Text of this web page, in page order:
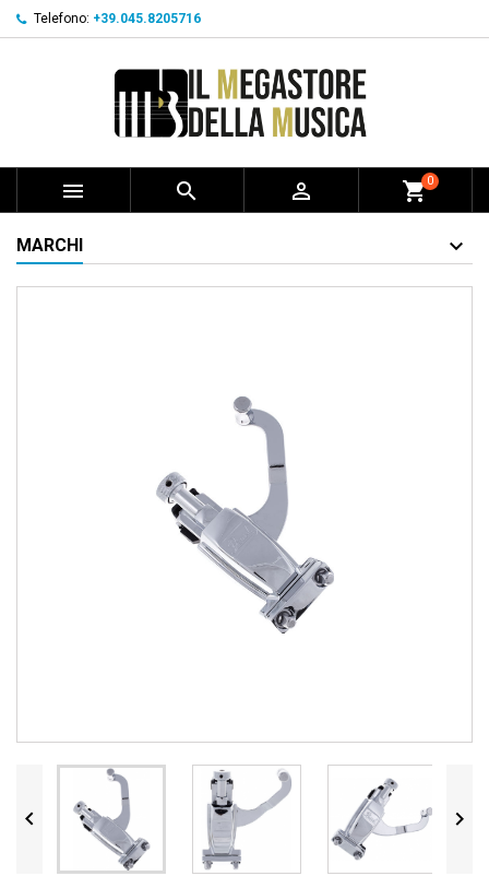
Telefono: +39.045.8205716
   shopping_cart0
MARCHI
 